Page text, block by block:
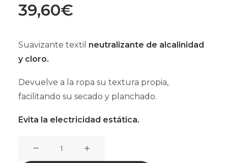
39,60€
Suavizante textil neutralizante de alcalinidad
y cloro.
Devuelve a la ropa su textura propia,
facilitando su secado y planchado.
Evita la electricidad estática.